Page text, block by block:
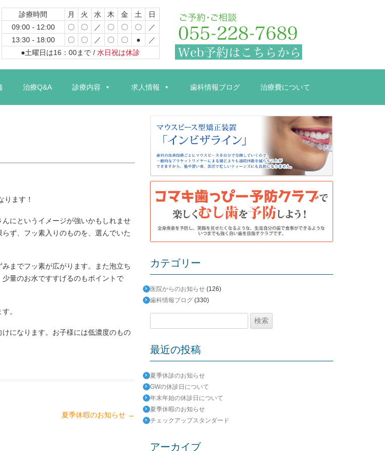
診療時間 月 火 水 木 金 土
日
09:00 - 12:00
〇 〇 ／ 〇 〇 〇
／
13:30 - 18:00
〇 〇 ／ 〇 〇 ●
／
●土曜日は16：00まで / 水日祝は休診
ン
ン
治療Q&A 診療内容 求人情報 歯科情報ブログ 治療費について
ます！
にというイメージが強いかもしれませ
ず、フッ素入りのものを、選んでいた
までフッ素が広がります。また泡立ち
量のお水ですすげるのもポイントで
。
になります。お子様には低濃度のもの
夏季休暇のお知らせ →
カテゴリー
医院からのお知らせ (126)
歯科情報ブログ (330)
最近の投稿
夏季休診のお知らせ
GWの休診日について
年末年始の休診日について
夏季休暇のお知らせ
チェックアップスタンダード
アーカイブ